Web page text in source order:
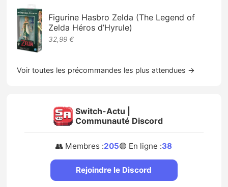
Figurine Hasbro Zelda (The Legend of
Zelda Héros d’Hyrule)
32,99 €
Voir toutes les précommandes les plus attendues →
Switch-Actu |
Communauté Discord
👥 Membres :205🟢 En ligne :38
Rejoindre le Discord